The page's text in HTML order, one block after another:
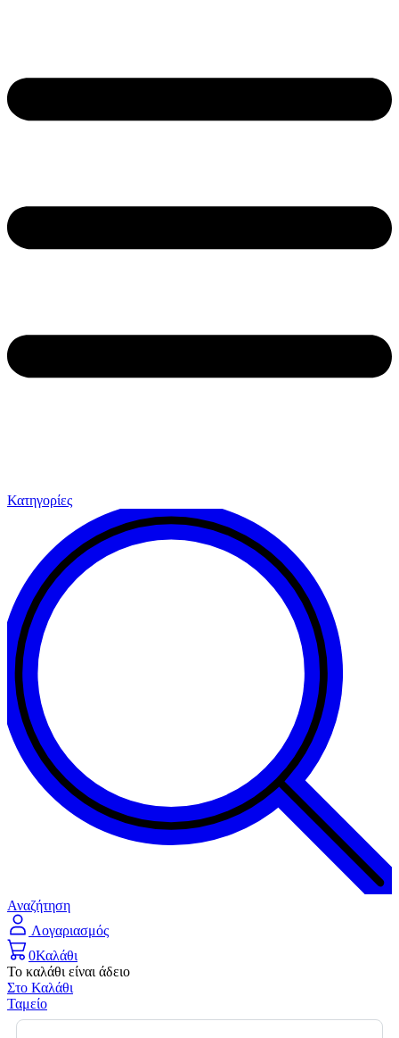
Κατηγορίες
Αναζήτηση
Λογαριασμός
0Καλάθι
Το καλάθι είναι άδειο
Στο Καλάθι
Ταμείο